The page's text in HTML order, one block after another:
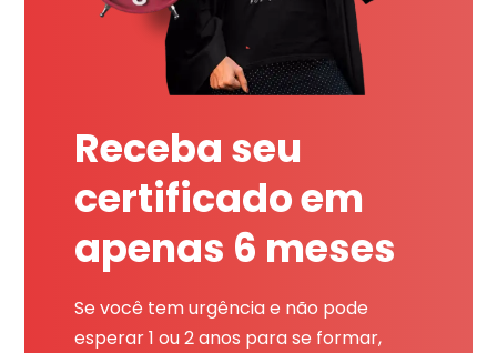
Receba seu
certificado em
apenas 6 meses
Se você tem urgência e não pode
esperar 1 ou 2 anos para se formar,